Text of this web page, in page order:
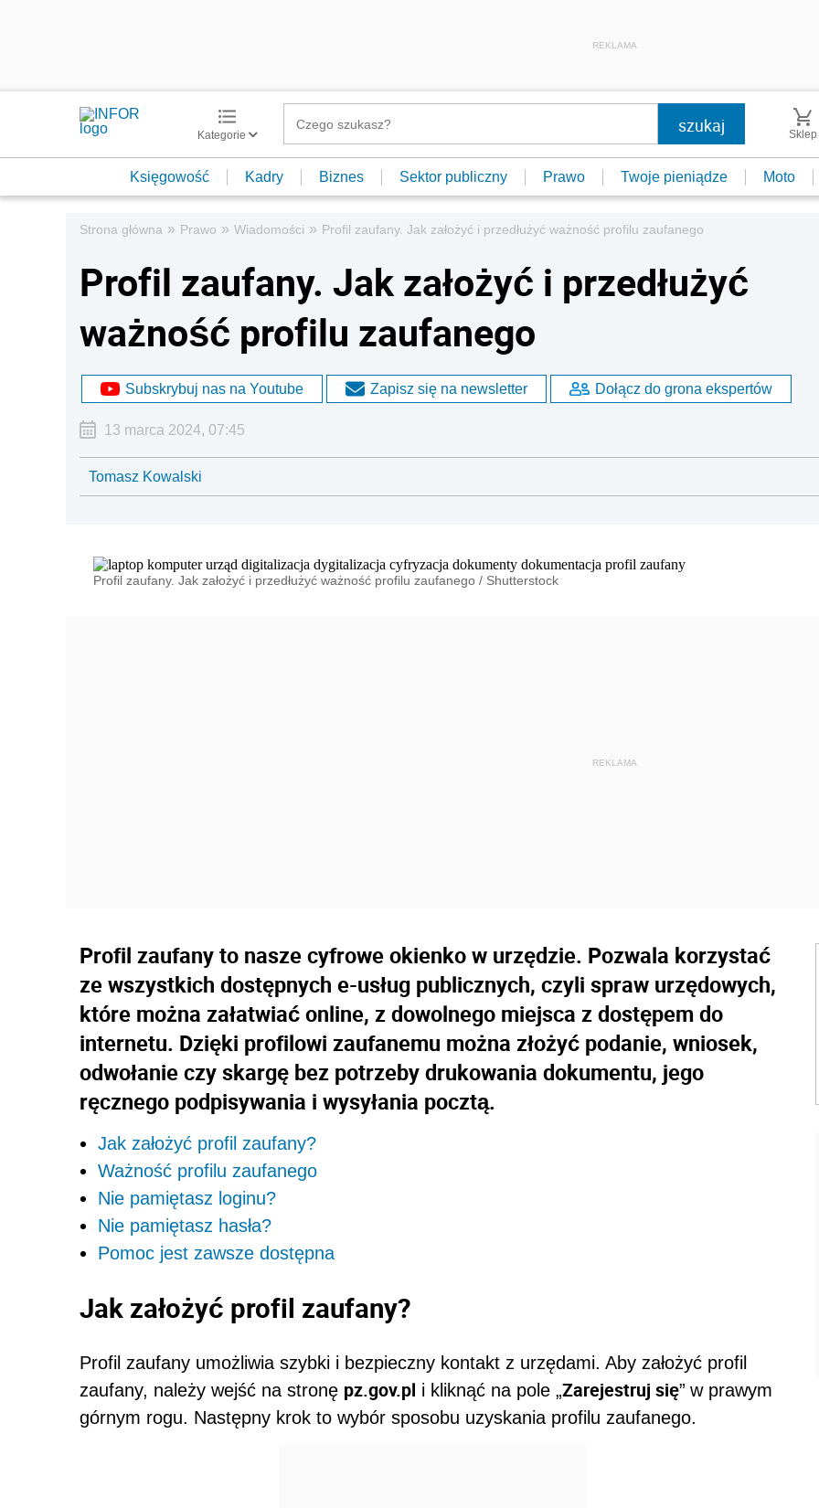
REKLAMA
Kategorie Sklep
Księgowość Kadry Biznes Sektor publiczny Prawo Twoje pieniądze Moto
Strona główna » Prawo » Wiadomości » Profil zaufany. Jak założyć i przedłużyć ważność profilu zaufanego
Profil zaufany. Jak założyć i przedłużyć
ważność profilu zaufanego
Subskrybuj nas na Youtube Zapisz się na newsletter Dołącz do grona ekspertów
13 marca 2024, 07:45
Tomasz Kowalski
Profil zaufany. Jak założyć i przedłużyć ważność profilu zaufanego / Shutterstock
Profil zaufany to nasze cyfrowe okienko w urzędzie. Pozwala korzystać
ze wszystkich dostępnych e-usług publicznych, czyli spraw urzędowych,
które można załatwiać online, z dowolnego miejsca z dostępem do
internetu. Dzięki profilowi zaufanemu można złożyć podanie, wniosek,
odwołanie czy skargę bez potrzeby drukowania dokumentu, jego
ręcznego podpisywania i wysyłania pocztą.
Jak założyć profil zaufany?
Ważność profilu zaufanego
Nie pamiętasz loginu?
Nie pamiętasz hasła?
Pomoc jest zawsze dostępna
Jak założyć profil zaufany?
Profil zaufany umożliwia szybki i bezpieczny kontakt z urzędami. Aby założyć profil
zaufany, należy wejść na stronę pz.gov.pl i kliknąć na pole „Zarejestruj się” w prawym
górnym rogu. Następny krok to wybór sposobu uzyskania profilu zaufanego.